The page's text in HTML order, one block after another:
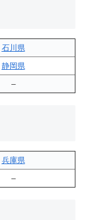
石川県
静岡県
–
兵庫県
–